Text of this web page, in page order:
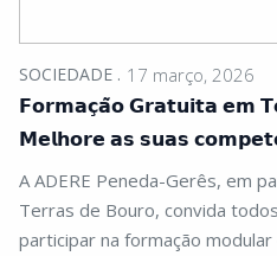
SOCIEDADE 17 março, 2026
𝗙𝗼𝗿𝗺𝗮𝗰̧𝗮̃𝗼 𝗚𝗿𝗮𝘁𝘂𝗶𝘁𝗮 𝗲𝗺
𝗠𝗲𝗹𝗵𝗼𝗿𝗲 𝗮𝘀 𝘀𝘂𝗮𝘀
A ADERE Peneda-Gerês, em
Terras de Bouro, convida
participar na formação